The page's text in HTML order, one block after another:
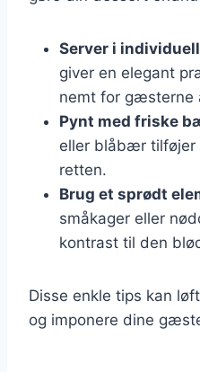
Server i
giver en elegant
nemt for gæsterne
Pynt med friske
eller blåbær tilføjer
retten.
Brug et sprødt
småkager eller
kontrast til den
Disse enkle tips kan
og imponere dine